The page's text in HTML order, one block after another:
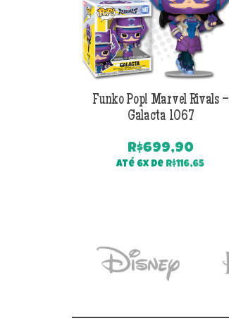
Funko Pop! Marvel Rivals –
Galacta 1067
R$699,90
Até 6x de R$116,65